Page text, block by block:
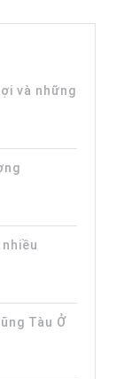
và những
Tàu Ở